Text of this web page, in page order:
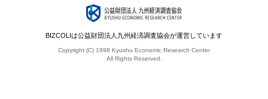
BIZCOLIは公益財団法人九州経済調査協会が運営しています
Copyright (C) 1998 Kyushu Economic Research Center
All Rights Reserved.